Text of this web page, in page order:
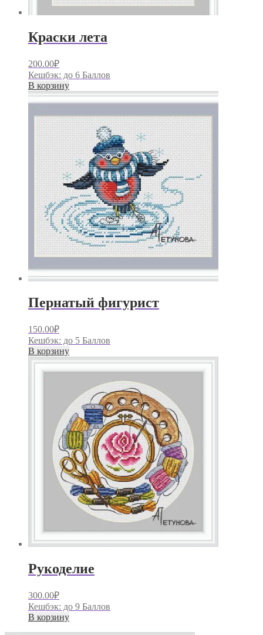
Краски лета
200.00₽
Кешбэк: до 6 Баллов
В корзину
Пернатый фигурист
150.00₽
Кешбэк: до 5 Баллов
В корзину
Рукоделие
300.00₽
Кешбэк: до 9 Баллов
В корзину